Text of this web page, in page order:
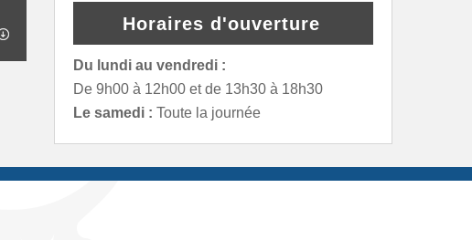
Horaires d'ouverture
Du lundi au vendredi :
De 9h00 à 12h00 et de 13h30 à 18h30
Le samedi : Toute la journée